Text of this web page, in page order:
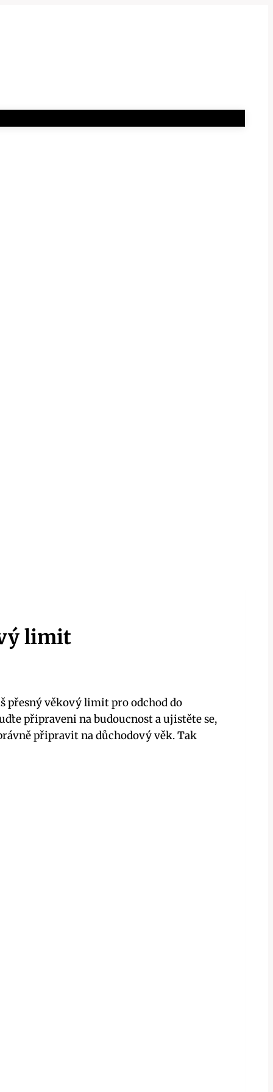
limit
přesný věkový limit pro odchod do
připraveni na budoucnost a ujistěte se,
připravit na důchodový věk. Tak